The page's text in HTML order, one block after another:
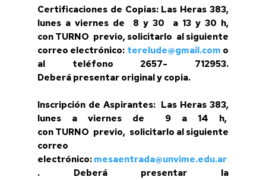
Certificaciones de Copias: Las Heras 383,
lunes a viernes de 8 y 30 a 13 y 30 h,
con TURNO previo, solicitarlo al siguiente
correo electrónico: terelude@gmail.com o
al teléfono 2657- 712953.
Deberá presentar original y copia.
Inscripciónde Aspirantes: Las Heras 383,
lunes a viernes de 9 a 14 h,
con TURNO previo, solicitarlo al siguiente
correo
electrónico: mesaentrada@unvime.edu.ar
. Deberá presentar la